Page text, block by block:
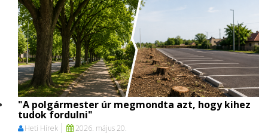
"A polgármester úr megmondta azt, hogy kihez
tudok fordulni"
Heti Hírek 2026. május 20.